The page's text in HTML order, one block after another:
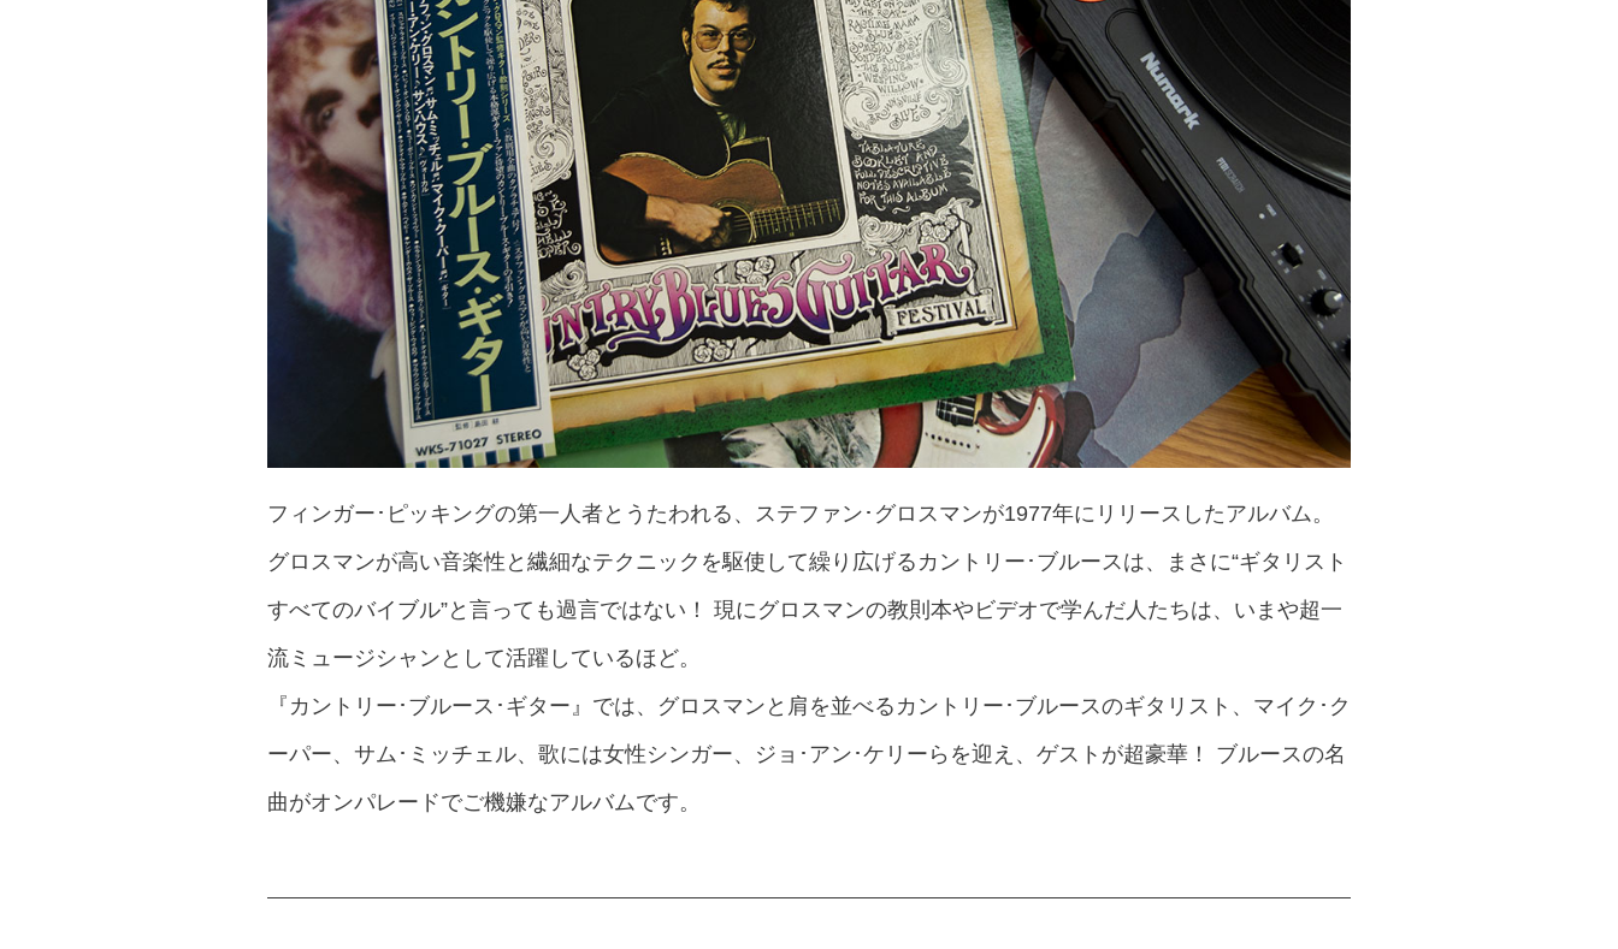
フィンガー･ピッキングの第一人者とうたわれる、ステファン･グロスマンが1977年にリリースしたアルバム。
グロスマンが高い音楽性と繊細なテクニックを駆使して繰り広げるカントリー･ブルースは、まさに“ギタリスト
すべてのバイブル”と言っても過言ではない！ 現にグロスマンの教則本やビデオで学んだ人たちは、いまや超一
流ミュージシャンとして活躍しているほど。
『カントリー･ブルース･ギター』では、グロスマンと肩を並べるカントリー･ブルースのギタリスト、マイク･ク
ーパー、サム･ミッチェル、歌には女性シンガー、ジョ･アン･ケリーらを迎え、ゲストが超豪華！ ブルースの名
曲がオンパレードでご機嫌なアルバムです。